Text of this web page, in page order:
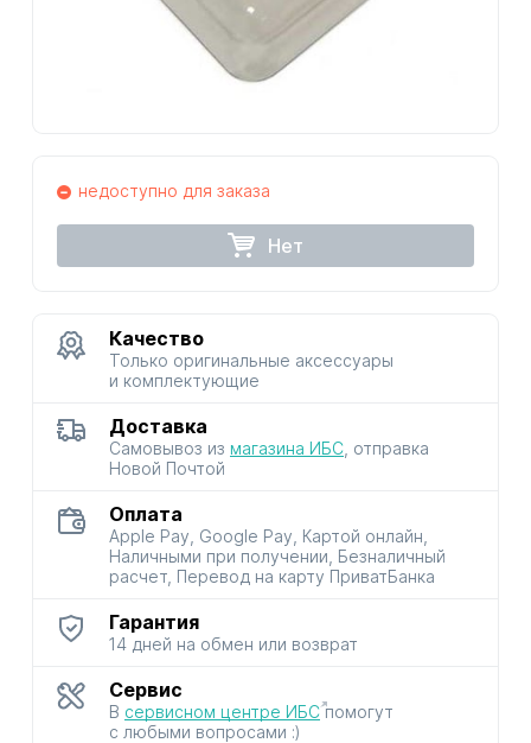
недоступно для заказа
Нет
Качество
Только оригинальные аксессуары
и комплектующие
Доставка
Самовывоз из магазина ИБС , отправка
Новой Почтой
Оплата
Apple Pay, Google Pay, Картой онлайн,
Наличными при получении, Безналичный
расчет, Перевод на карту ПриватБанка
Гарантия
14 дней на обмен или возврат
Сервис
В сервисном центре ИБСпомогут
с любыми вопросами :)